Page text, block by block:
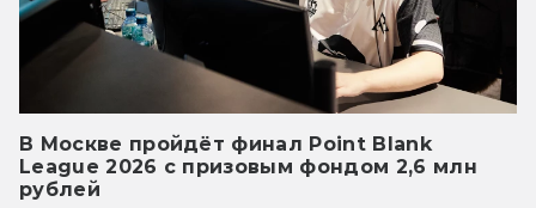
В Москве пройдёт финал Point Blank
League 2026 с призовым фондом 2,6 млн
рублей